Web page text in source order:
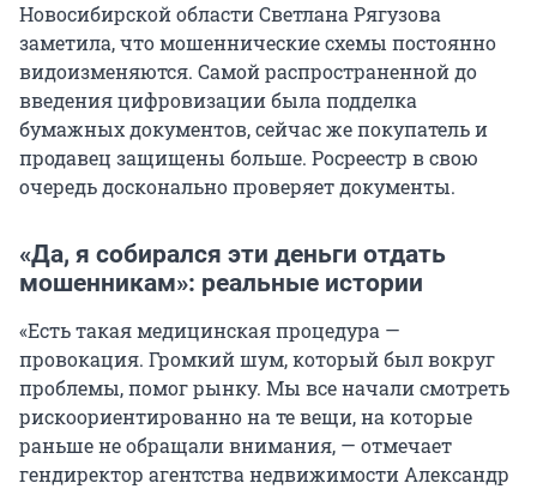
Новосибирской области Светлана Рягузова
заметила, что мошеннические схемы постоянно
видоизменяются. Самой распространенной до
введения цифровизации была подделка
бумажных документов, сейчас же покупатель и
продавец защищены больше. Росреестр в свою
очередь досконально проверяет документы.
«Да, я собирался эти деньги отдать
мошенникам»: реальные истории
«Есть такая медицинская процедура —
провокация. Громкий шум, который был вокруг
проблемы, помог рынку. Мы все начали смотреть
рискоориентированно на те вещи, на которые
раньше не обращали внимания, — отмечает
гендиректор агентства недвижимости Александр